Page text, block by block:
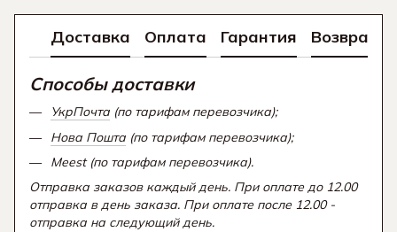
Доставка Оплата Гарантия Возврат
Способы доставки
УкрПочта (по тарифам перевозчика);
Нова Пошта (по тарифам перевозчика);
Meest (по тарифам перевозчика).
Отправка заказов каждый день. При оплате до 12.00
отправка в день заказа. При оплате после 12.00 -
отправка на следующий день.